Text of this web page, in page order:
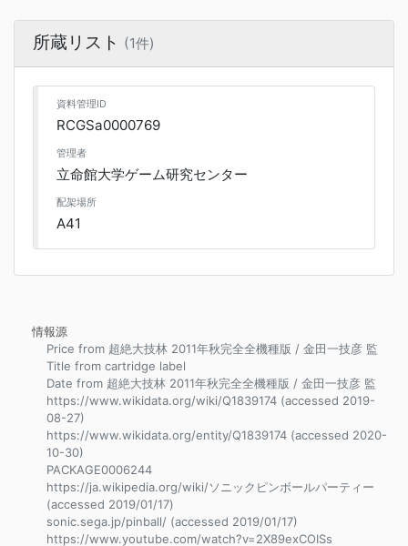
所蔵リスト (1件)
資料管理ID
RCGSa0000769
管理者
立命館大学ゲーム研究センター
配架場所
A41
情報源
Price from 超絶大技林 2011年秋完全全機種版 / 金田一技彦 監
Title from cartridge label
Date from 超絶大技林 2011年秋完全全機種版 / 金田一技彦 監
https://www.wikidata.org/wiki/Q1839174 (accessed 2019-
08-27)
https://www.wikidata.org/entity/Q1839174 (accessed 2020-
10-30)
PACKAGE0006244
https://ja.wikipedia.org/wiki/ソニックピンボールパーティー
(accessed 2019/01/17)
sonic.sega.jp/pinball/ (accessed 2019/01/17)
https://www.youtube.com/watch?v=2X89exCOISs